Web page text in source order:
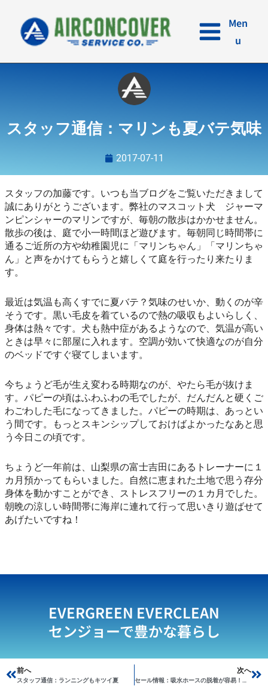
キ
Men
u
スタッフ通信：マリンも夏バテ気味
2017-07-11
スタッフの加藤です。いつも当ブログをご覧いただきまして
誠にありがとうございます。弊社のマスコット犬 ジャーマ
ンピンシャーのマリンですが、毎朝の散歩はかかせません。
散歩の後は、庭で小一時間ほど遊びます。毎朝同じ時間帯に
通るご近所の方や幼稚園児に「マリンちゃん」「マリンちゃ
ん」と声をかけてもらうと嬉しくて庭を行ったり来たりま
す。
最近は気温も高くすでに夏バテ？気味のせいか、動くのが辛
そうです。黒い毛皮を着ているので熱の吸収もよいらしく、
身体は熱々です。犬も熱中症があるようなので、気温が高い
ときは早々に部屋に入れます。空調が効いて快適なのが自分
のベッドですぐ寝てしまいます。
今ちょうど毛が生え変わる時期なのが、やたら毛が抜けま
す。パピーの頃はふわふわの毛でしたが、だんだんと硬くご
わごわした毛になってきました。パピーの時期は、あっとい
う間です。もっとスキンシップしておけばよかったなあと思
う今日この頃です。
ちょうど一年前は、山梨県の富士吉田にあるトレーナーに１
カ月預かってもらいました。自然に恵まれた土地で思う存分
身体を動かすことができ、ストレスフリーの１カ月でした。
朝晩の涼しい時間帯に海岸に連れて行って思いきり遊ばせて
あげたいですね！
EVERGREEN EVERCLEAN
センジョーで豊かな暮らし
Prev
前へ
スタッフ通信：ランニングもキツイ夏
次へ
セール情報：吸水ホースの脱着が容易！カムロックカップリング